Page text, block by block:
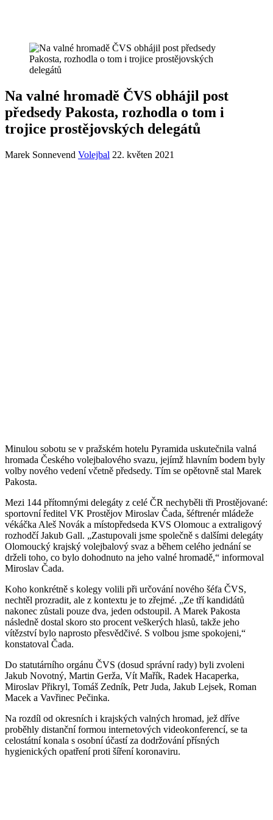
Na valné hromadě ČVS obhájil post
předsedy Pakosta, rozhodla o tom i
trojice prostějovských delegátů
Marek Sonnevend Volejbal 22. květen 2021
Minulou sobotu se v pražském hotelu Pyramida uskutečnila valná
hromada Českého volejbalového svazu, jejímž hlavním bodem byly
volby nového vedení včetně předsedy. Tím se opětovně stal Marek
Pakosta.
Mezi 144 přítomnými delegáty z celé ČR nechyběli tři Prostějované:
sportovní ředitel VK Prostějov Miroslav Čada, šéftrenér mládeže
vékáčka Aleš Novák a místopředseda KVS Olomouc a extraligový
rozhodčí Jakub Gall. „Zastupovali jsme společně s dalšími delegáty
Olomoucký krajský volejbalový svaz a během celého jednání se
drželi toho, co bylo dohodnuto na jeho valné hromadě,“ informoval
Miroslav Čada.
Koho konkrétně s kolegy volili při určování nového šéfa ČVS,
nechtěl prozradit, ale z kontextu je to zřejmé. „Ze tří kandidátů
nakonec zůstali pouze dva, jeden odstoupil. A Marek Pakosta
následně dostal skoro sto procent veškerých hlasů, takže jeho
vítězství bylo naprosto přesvědčivé. S volbou jsme spokojeni,“
konstatoval Čada.
Do statutárního orgánu ČVS (dosud správní rady) byli zvoleni
Jakub Novotný, Martin Gerža, Vít Mařík, Radek Hacaperka,
Miroslav Přikryl, Tomáš Zedník, Petr Juda, Jakub Lejsek, Roman
Macek a Vavřinec Pečinka.
Na rozdíl od okresních i krajských valných hromad, jež dříve
proběhly distanční formou internetových videokonferencí, se ta
celostátní konala s osobní účastí za dodržování přísných
hygienických opatření proti šíření koronaviru.